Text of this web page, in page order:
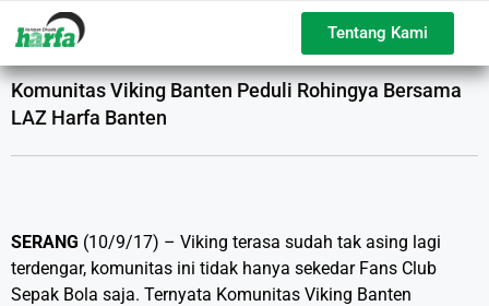
Tentang Kami
Komunitas Viking Banten Peduli Rohingya Bersama
LAZ Harfa Banten
SERANG (10/9/17) – Viking terasa sudah tak asing lagi
terdengar, komunitas ini tidak hanya sekedar Fans Club
Sepak Bola saja. Ternyata Komunitas Viking Banten